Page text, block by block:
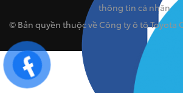
thông tin cá nhân
© Bản quyền thuộc về Công ty ô tô Toyota